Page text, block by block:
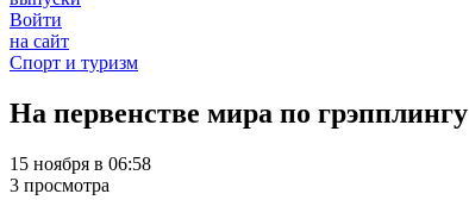
Войти
на сайт
Спорт и туризм
На первенстве мира по грэпплингу
15 ноября в 06:58
3 просмотра